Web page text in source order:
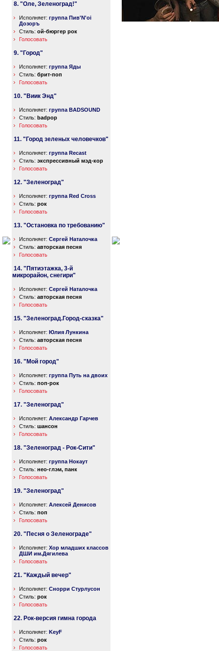
8. "Оле, Зеленоград!"
Исполняет: группа Пив'N'oi
Дозоръ
Стиль: ой-бюргер рок
Голосовать
9. "Город"
Исполняет: группа Яды
Стиль: брит-поп
Голосовать
10. "Виик Энд"
Исполняет: группа BADSOUND
Стиль: badpop
Голосовать
11. "Город зеленых человечков"
Исполняет: группа Recast
Стиль: экспрессивный мэд-кор
Голосовать
12. "Зеленоград"
Исполняет: группа Red Cross
Стиль: рок
Голосовать
13. "Остановка по требованию"
Исполняет: Сергей Наталочка
Стиль: авторская песня
Голосовать
14. "Пятиэтажка, 3-й
микрорайон, снегири"
Исполняет: Сергей Наталочка
Стиль: авторская песня
Голосовать
15. "Зеленоград.Город-сказка"
Исполняет: Юлия Лункина
Стиль: авторская песня
Голосовать
16. "Мой город"
Исполняет: группа Путь на двоих
Стиль: поп-рок
Голосовать
17. "Зеленоград"
Исполняет: Александр Гарчев
Стиль: шансон
Голосовать
18. "Зеленоград - Рок-Сити"
Исполняет: группа Нокаут
Стиль: нео-глэм, панк
Голосовать
19. "Зеленоград"
Исполняет: Алексей Денисов
Стиль: поп
Голосовать
20. "Песня о Зеленограде"
Исполняет: Хор младших классов
ДШИ им.Дягилева
Голосовать
21. "Каждый вечер"
Исполняет: Снорри Стурлусон
Стиль: рок
Голосовать
22. Рок-версия гимна города
Исполняет: KeyF
Стиль: рок
Голосовать